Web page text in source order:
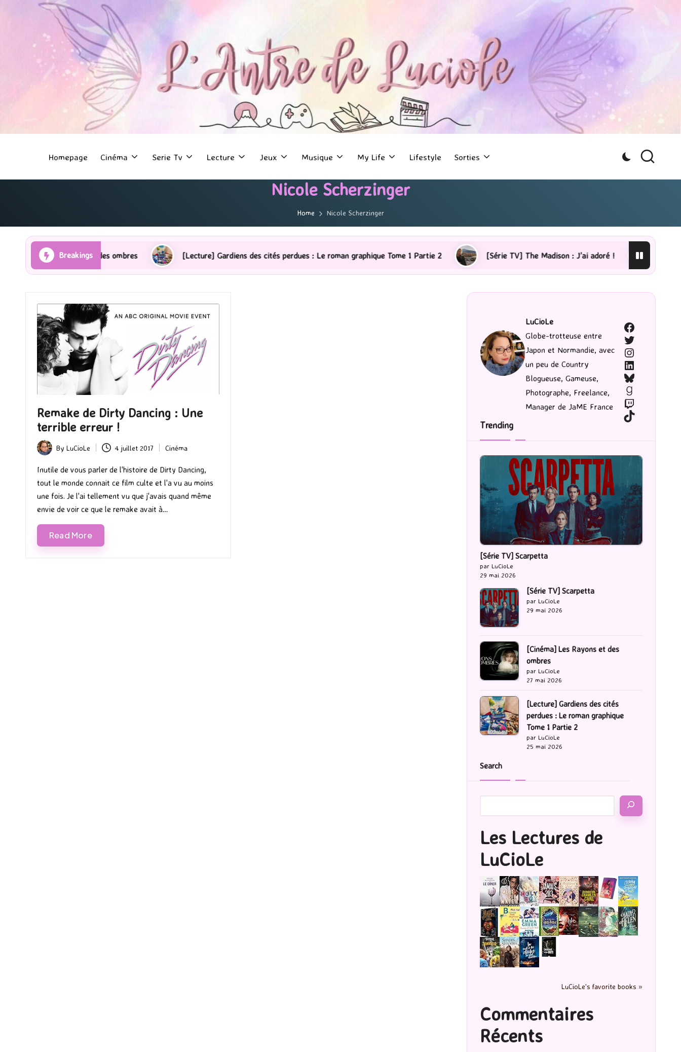
Homepage Cinéma Serie Tv Lecture Jeux Musique My Life Lifestyle Sorties
Nicole Scherzinger
Home Nicole Scherzinger
Breakings
et des ombres [Lecture] Gardiens des cités perdues : Le roman graphique Tome 1 Partie 2 [Série TV] The Madison : J’ai adoré ! [Lecture] La femme de
Remake de Dirty Dancing : Une
terrible erreur !
Posted
by
By LuCioLe 4 juillet 2017
Posted
in
Cinéma
Inutile de vous parler de l'histoire de Dirty Dancing,
tout le monde connait ce film culte et l'a vu au moins
une fois. Je l'ai tellement vu que j'avais quand même
envie de voir ce que le remake avait à…
Read More
LuCioLe
Globe-trotteuse entre
Japon et Normandie, avec
un peu de Country
Blogueuse, Gameuse,
Photographe, Freelance,
Manager de JaME France
Facebook
Twitter
Instagram
LinkedIn
Bluesky
Goodreads
Twitch
TikTok
Trending
[Série TV] Scarpetta
par LuCioLe
29 mai 2026
[Série TV] Scarpetta
par LuCioLe
29 mai 2026
[Cinéma] Les Rayons et des
ombres
par LuCioLe
27 mai 2026
[Lecture] Gardiens des cités
perdues : Le roman graphique
Tome 1 Partie 2
par LuCioLe
25 mai 2026
Search
Les Lectures de
LuCioLe
LuCioLe's favorite books »
Commentaires
Récents